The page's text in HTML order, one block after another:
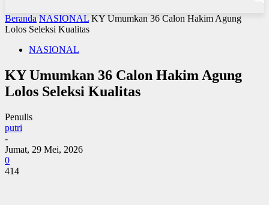
Beranda NASIONAL KY Umumkan 36 Calon Hakim Agung
Lolos Seleksi Kualitas
NASIONAL
KY Umumkan 36 Calon Hakim Agung
Lolos Seleksi Kualitas
Penulis
putri
-
Jumat, 29 Mei, 2026
0
414